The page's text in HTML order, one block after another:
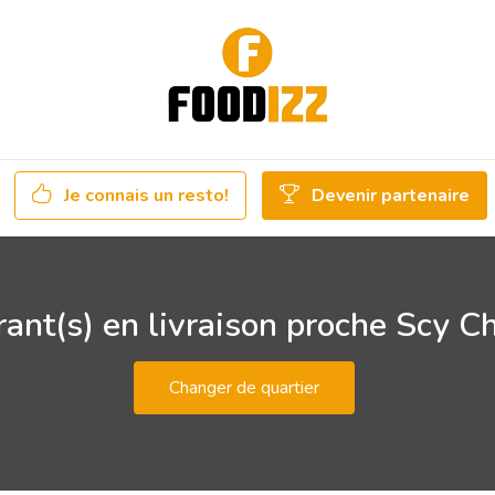
Je connais un resto! Devenir partenaire
en livraison proche Scy
Changer de quartier